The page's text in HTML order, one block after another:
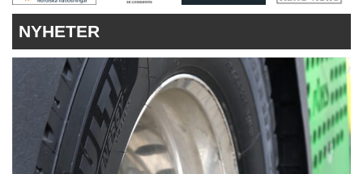
ANNONSERA
NYHETER